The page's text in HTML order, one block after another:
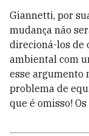
Giannetti, por
mudança não
direcioná-los de
ambiental com
esse argumento
problema de
que é omisso!